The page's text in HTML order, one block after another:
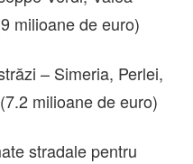
milioane de euro)
– Simeria, Perlei,
milioane de euro)
stradale pentru